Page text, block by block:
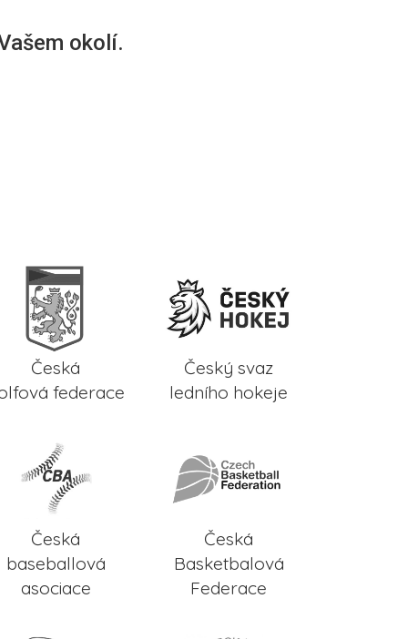
okolí.
Česká
federace
Český svaz
ledního hokeje
Česká
baseballová
asociace
Česká
Basketbalová
Federace